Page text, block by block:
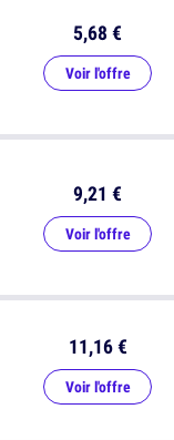
5,68 €
Voir l'offre
11,16 €
Voir l'offre
9,21 €
Voir l'offre